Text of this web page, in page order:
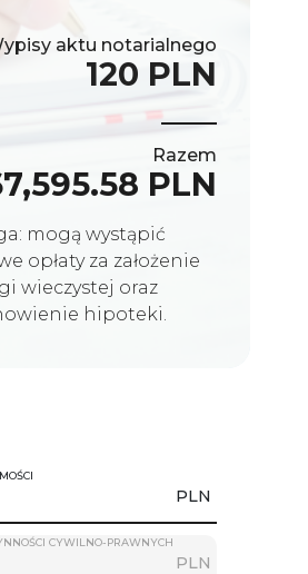
aktu notarialnego
120 PLN
Razem
PLN
mogą wystąpić
opłaty za założenie
wieczystej oraz
hipoteki.
PLN
CYWILNO-PRAWNYCH
PLN